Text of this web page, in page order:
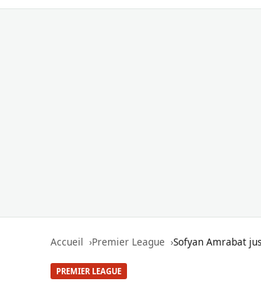
Accueil Premier League Sofyan Amrabat
PREMIER LEAGUE